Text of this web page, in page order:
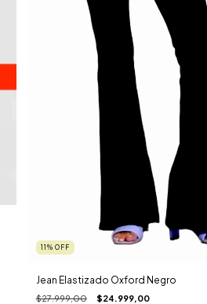
11 % OFF
Jean Elastizado Oxford Negro
$27.999,00 $24.999,00